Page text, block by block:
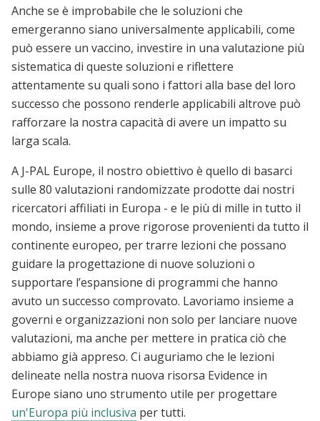
Anche se è improbabile che le soluzioni che
emergeranno siano universalmente applicabili, come
può essere un vaccino, investire in una valutazione più
sistematica di queste soluzioni e riflettere
attentamente su quali sono i fattori alla base del loro
successo che possono renderle applicabili altrove può
rafforzare la nostra capacità di avere un impatto su
larga scala.
A J-PAL Europe, il nostro obiettivo è quello di basarci
sulle 80 valutazioni randomizzate prodotte dai nostri
ricercatori affiliati in Europa - e le più di mille in tutto il
mondo, insieme a prove rigorose provenienti da tutto il
continente europeo, per trarre lezioni che possano
guidare la progettazione di nuove soluzioni o
supportare l’espansione di programmi che hanno
avuto un successo comprovato. Lavoriamo insieme a
governi e organizzazioni non solo per lanciare nuove
valutazioni, ma anche per mettere in pratica ciò che
abbiamo già appreso. Ci auguriamo che le lezioni
delineate nella nostra nuova risorsa Evidence in
Europe siano uno strumento utile per progettare
un'Europa più inclusiva per tutti.